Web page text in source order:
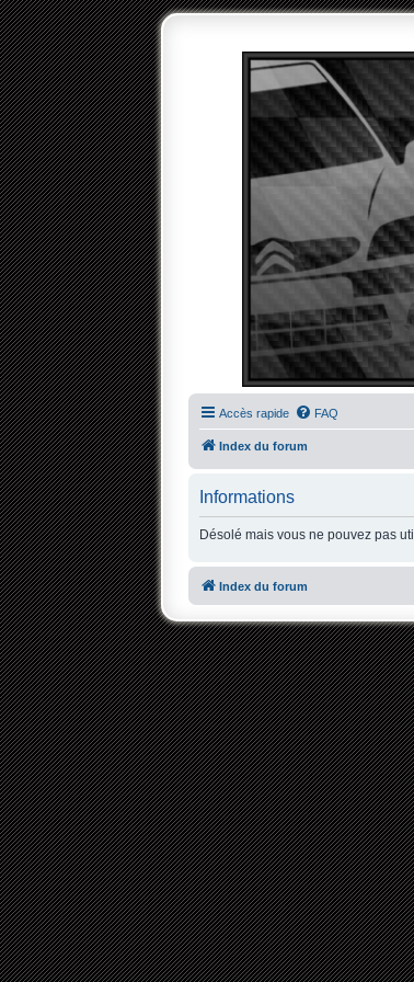
Accès rapide FAQ
Index du forum
Informations
Désolé mais vous ne pouvez pas
Index du forum